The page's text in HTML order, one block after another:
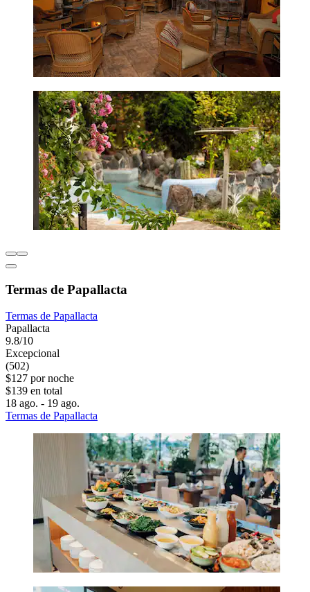
Termas de Papallacta
Termas de Papallacta
Papallacta
9.8/10
Excepcional
(502)
$127 por noche
$139 en total
18 ago. - 19 ago.
Termas de Papallacta